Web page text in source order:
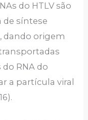
do HTLV são
de síntese
dando origem
RNA do
a partícula viral